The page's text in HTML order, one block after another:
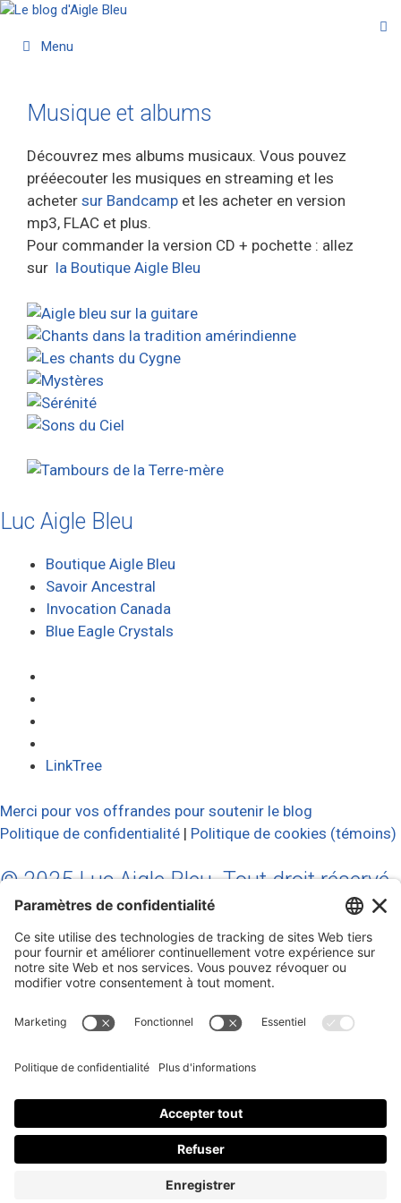
Aller
contenuMenu
Musique et albums
Découvrez mes albums musicaux. Vous pouvez
prééecouter les musiques en streaming et les
acheter sur Bandcamp et les acheter en version
mp3, FLAC et plus.
Pour commander la version CD + pochette : allez
sur la Boutique Aigle Bleu
Luc Aigle Bleu
Boutique Aigle Bleu
Savoir Ancestral
Invocation Canada
Blue Eagle Crystals
LinkTree
Merci pour vos offrandes pour soutenir le blog
Politique de confidentialité | Politique de cookies (témoins)
© 2025 Luc Aigle Bleu. Tout droit réservé.
S'inscrire à mon Infolettre
Inscrivez-vous à mon infolettre
En m’inscrivant à l’infolettre, j’accepte